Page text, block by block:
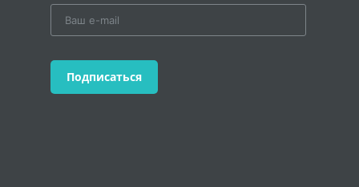
Подписаться